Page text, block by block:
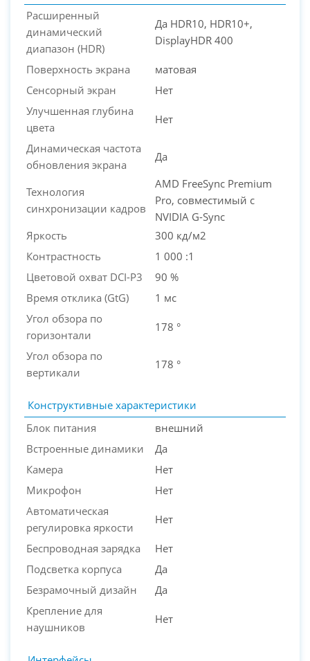
Расширенный
динамический
диапазон (HDR)
Да HDR10, HDR10+,
DisplayHDR 400
Поверхность экрана
матовая
Сенсорный экран
Нет
Улучшенная глубина
цвета
Нет
Динамическая частота
обновления экрана
Да
Технология
синхронизации кадров
AMD FreeSync Premium
Pro, совместимый с
NVIDIA G-Sync
Яркость
300 кд/м2
Контрастность
1 000 :1
Цветовой охват DCI-P3
90 %
Время отклика (GtG)
1 мс
Угол обзора по
горизонтали
178 °
Угол обзора по
вертикали
178 °
Конструктивные характеристики
Блок питания
внешний
Встроенные динамики
Да
Камера
Нет
Микрофон
Нет
Автоматическая
регулировка яркости
Нет
Беспроводная зарядка
Нет
Подсветка корпуса
Да
Безрамочный дизайн
Да
Крепление для
наушников
Нет